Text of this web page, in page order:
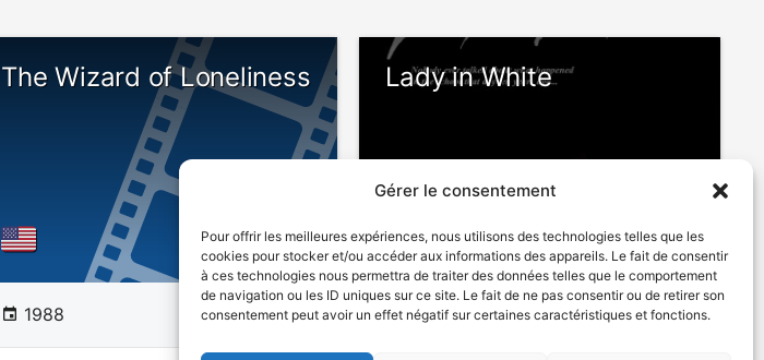
Gérer le consentement
Pour offrir les meilleures expériences, nous utilisons des technologies telles que les
cookies pour stocker et/ou accéder aux informations des appareils. Le fait de consentir
à ces technologies nous permettra de traiter des données telles que le comportement
de navigation ou les ID uniques sur ce site. Le fait de ne pas consentir ou de retirer son
consentement peut avoir un effet négatif sur certaines caractéristiques et fonctions.
The Wizard of Loneliness
1988
Lady in White
1988 Drame fantastique